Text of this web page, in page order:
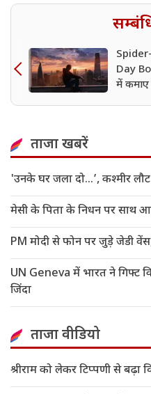
Day
में कमाए
ताजा खबरें
'उनके घर जला दो…’, कश्मीर
मेसी के पिता के निधन पर साथ आए
PM मोदी से फोन पर जुड़े जेडी
UN Geneva में भारत ने गिफ्ट
जिंदा
ताजा वीडियो
श्रीराम को लेकर टिप्पणी से बढ़ा